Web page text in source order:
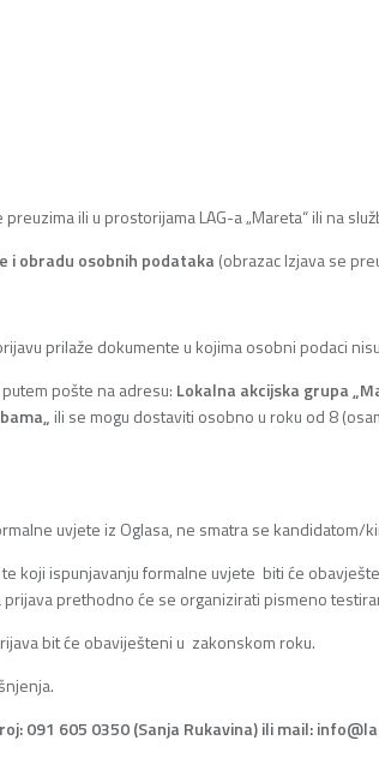
preuzima ili u prostorijama LAG-a „Mareta“ ili na
i obradu osobnih podataka (obrazac Izjava se
prilaže dokumente u kojima osobni podaci
pošte na adresu: Lokalna akcijska grupa
„ ili se mogu dostaviti osobno u roku od 8
uvjete iz Oglasa, ne smatra se kandidatom/
koji ispunjavanju formalne uvjete biti će
prethodno će se organizirati pismeno
bit će obaviješteni u zakonskom roku.
091 605 0350 (Sanja Rukavina) ili mail: